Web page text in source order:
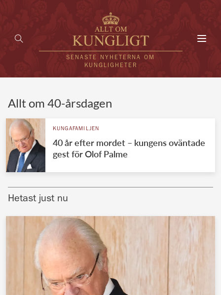
SENASTE NYHETERNA OM
KUNGLIGHETER
UTLÄNDSKT
VÄRLDENS KUNGAHUS
Brittiska kungahuset
Norska kungahuset
Danska kungahuset
Spanska kungahuset
Nederländska kungahuset
Allt om 40-årsdagen
KUNGAFAMILJEN
40 år efter mordet – kungens oväntade
gest för Olof Palme
Hetast just nu